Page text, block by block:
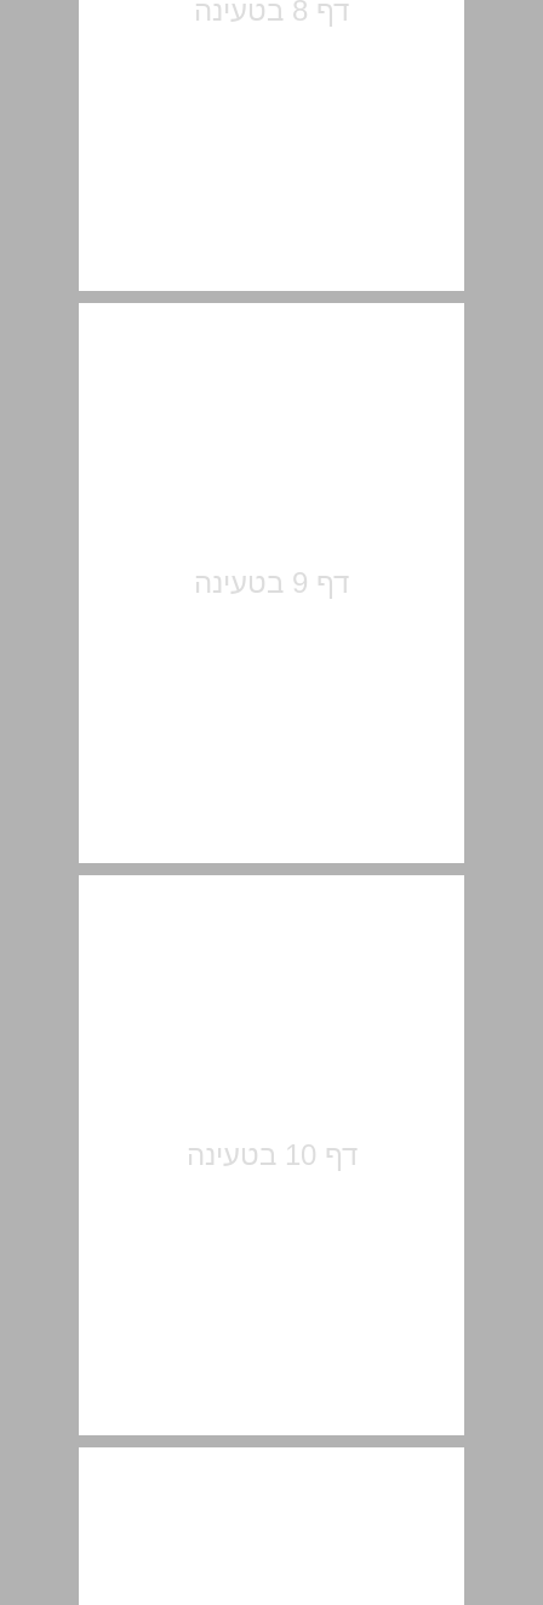
בתי המלון הראשונים בירושלים ... 11